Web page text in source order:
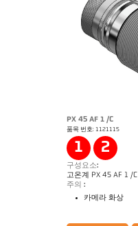
PX 45 AF 1 /C
품목 번호: 1121115
1 2
구성요소:
고온계 PX 45 AF 1 /C
주의 :
카메라 화상
제품 카다로그 CellaTemp PX